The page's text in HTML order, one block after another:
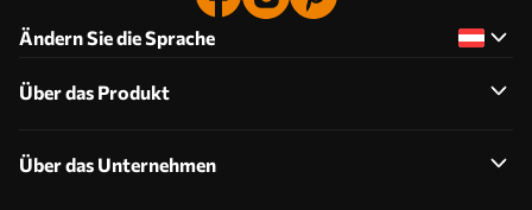
Ändern Sie die Sprache
Über das Produkt
Über das Unternehmen